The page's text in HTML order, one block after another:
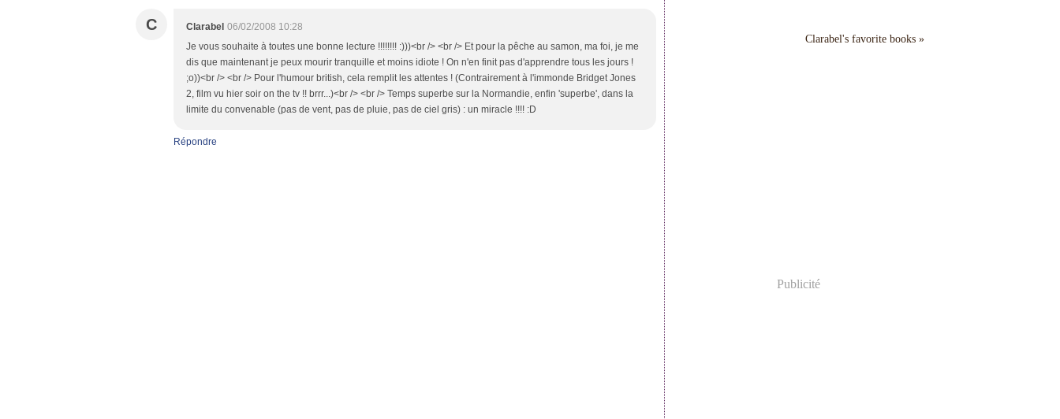
C Clarabel 06/02/2008 10:28
Je vous souhaite à toutes une bonne lecture !!!!!!!! :)))<br /> <br /> Et pour la pêche au samon, ma foi, je me
dis que maintenant je peux mourir tranquille et moins idiote ! On n'en finit pas d'apprendre tous les jours !
;o))<br /> <br /> Pour l'humour british, cela remplit les attentes ! (Contrairement à l'immonde Bridget Jones
2, film vu hier soir on the tv !! brrr...)<br /> <br /> Temps superbe sur la Normandie, enfin 'superbe', dans la
limite du convenable (pas de vent, pas de pluie, pas de ciel gris) : un miracle !!!! :D
Répondre
Clarabel's favorite books »
Publicité